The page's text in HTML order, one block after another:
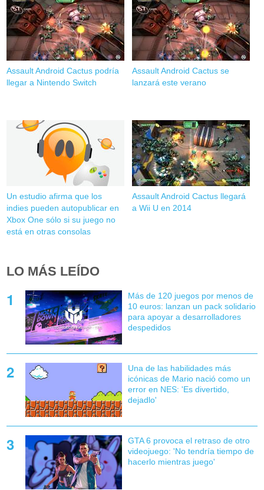
Assault Android Cactus podría
llegar a Nintendo Switch
Assault Android Cactus se
lanzará este verano
Un estudio afirma que los
indies pueden autopublicar en
Xbox One sólo si su juego no
está en otras consolas
Assault Android Cactus llegará
a Wii U en 2014
LO MÁS LEÍDO
Más de 120 juegos por menos de
10 euros: lanzan un pack solidario
para apoyar a desarrolladores
despedidos
Una de las habilidades más
icónicas de Mario nació como un
error en NES: 'Es divertido,
dejadlo'
GTA 6 provoca el retraso de otro
videojuego: 'No tendría tiempo de
hacerlo mientras juego'